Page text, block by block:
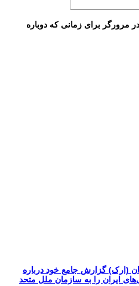
مرورگر برای زمانی که دوباره